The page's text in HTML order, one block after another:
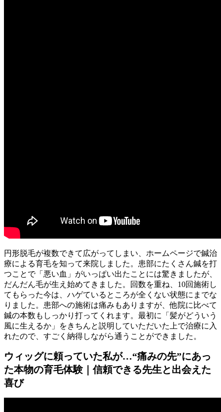
円形脱毛が複数できて広がってしまい、ホームページで鍼治
療による育毛を知って来院しました。患部にたくさん鍼を打
つことで「悪い血」がいっぱい出たことには驚きましたが、
だんだん毛が生え始めてきました。回数を重ね、10回施術し
てもらった今は、ハゲているところが全くない状態にまでな
りました。患部への施術は痛みもありますが、他院に比べて
鍼の本数もしっかり打ってくれます。最初に「髪がどういう
風に生えるか」をきちんと説明していただいた上で治療に入
れたので、すごく納得しながら通うことができました。
ウィッグに頼っていた私が…“痛みの先”にあっ
た本物の育毛体験｜信頼できる先生と出会えた
喜び